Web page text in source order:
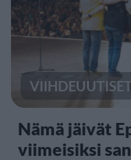
Nämä jäivät
viimeisiksi